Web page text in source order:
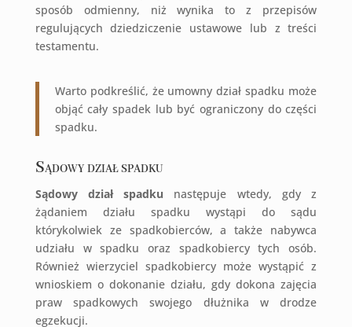
sposób odmienny, niż wynika to z przepisów
regulujących dziedziczenie ustawowe lub z treści
testamentu.
Warto podkreślić, że umowny dział spadku może
objąć cały spadek lub być ograniczony do części
spadku.
Sądowy dział spadku
Sądowy dział spadku następuje wtedy, gdy z
żądaniem działu spadku wystąpi do sądu
którykolwiek ze spadkobierców, a także nabywca
udziału w spadku oraz spadkobiercy tych osób.
Również wierzyciel spadkobiercy może wystąpić z
wnioskiem o dokonanie działu, gdy dokona zajęcia
praw spadkowych swojego dłużnika w drodze
egzekucji.